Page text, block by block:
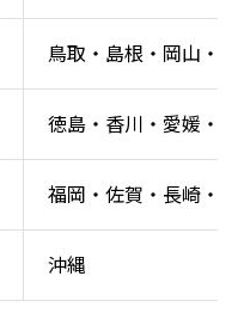
鳥取・島根・岡山・
徳島・香川・愛媛・高
福岡・佐賀・長崎・
沖縄